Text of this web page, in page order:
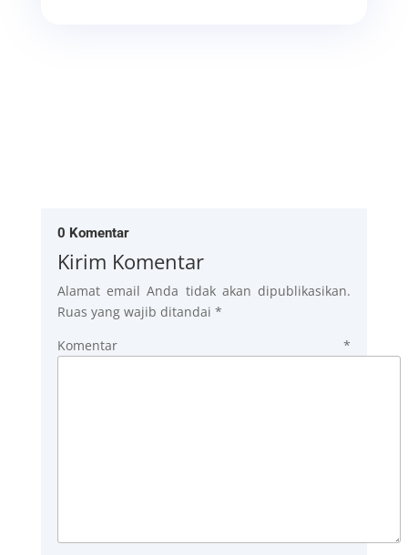
0 Komentar
Kirim Komentar
Alamat email Anda tidak akan dipublikasikan.
Ruas yang wajib ditandai *
Komentar*